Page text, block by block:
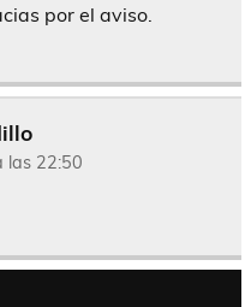
por el aviso.
las 22:50